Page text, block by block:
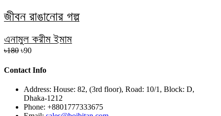
জীবন রাঙানোর গল্প
এনামুল করীম ইমাম
৳180 ৳90
Contact Info
Address: House: 82, (3rd floor), Road: 10/1, Block: D,
Dhaka-1212
Phone: +8801777333675